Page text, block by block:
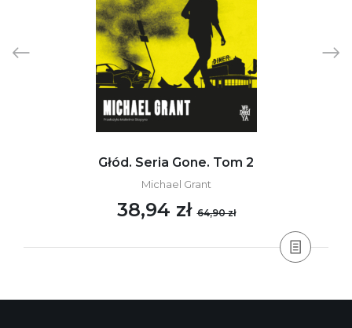
Głód. Seria Gone. Tom 2
Michael Grant
38,94 zł64,90 zł